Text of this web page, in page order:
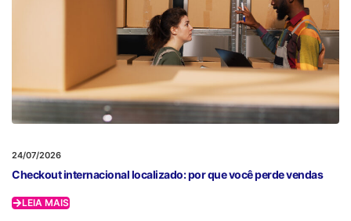
24/07/2026
Checkout internacional localizado: por que você perde vendas
LEIA MAIS